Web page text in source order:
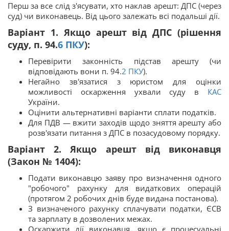
Перш за все слід з'ясувати, хто наклав арешт: ДПС (через
суд) чи виконавець. Від цього залежать всі подальші дії.
Варіант 1. Якщо арешт від ДПС (рішення
суду, п. 94.6 ПКУ):
Перевірити законність підстав арешту (чи
відповідають вони п. 94.2 ПКУ).
Негайно зв'язатися з юристом для оцінки
можливості оскарження ухвали суду в КАС
України.
Оцінити альтернативні варіанти сплати податків.
Для ПДВ — вжити заходів щодо зняття арешту або
розв'язати питання з ДПС в позасудовому порядку.
Варіант 2. Якщо арешт від виконавця
(Закон № 1404):
Подати виконавцю заяву про визначення одного
"робочого" рахунку для видаткових операцій
(протягом 2 робочих днів буде видана постанова).
З визначеного рахунку сплачувати податки, ЄСВ
та зарплату в дозволених межах.
Оскаржити дії виконавця, якщо є процесуальні